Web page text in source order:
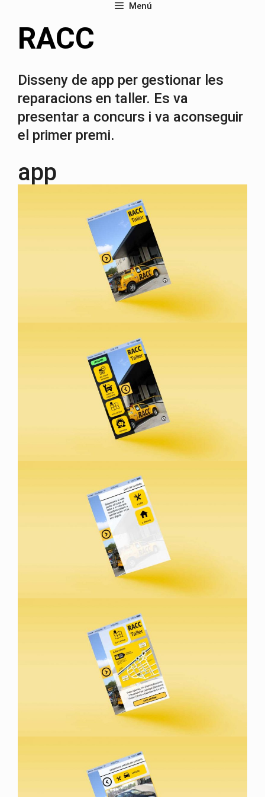
Menú
RACC
Disseny de app per gestionar les
reparacions en taller. Es va
presentar a concurs i va aconseguir
el primer premi.
app